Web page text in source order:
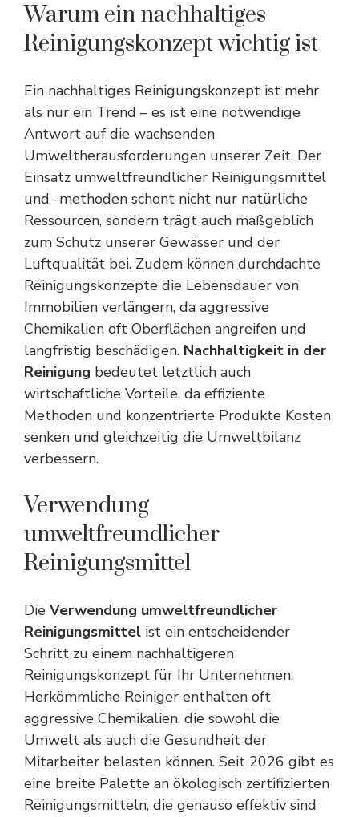
Warum ein nachhaltiges
Reinigungskonzept wichtig ist
Ein nachhaltiges Reinigungskonzept ist mehr
als nur ein Trend – es ist eine notwendige
Antwort auf die wachsenden
Umweltherausforderungen unserer Zeit. Der
Einsatz umweltfreundlicher Reinigungsmittel
und -methoden schont nicht nur natürliche
Ressourcen, sondern trägt auch maßgeblich
zum Schutz unserer Gewässer und der
Luftqualität bei. Zudem können durchdachte
Reinigungskonzepte die Lebensdauer von
Immobilien verlängern, da aggressive
Chemikalien oft Oberflächen angreifen und
langfristig beschädigen. Nachhaltigkeit in der
Reinigung bedeutet letztlich auch
wirtschaftliche Vorteile, da effiziente
Methoden und konzentrierte Produkte Kosten
senken und gleichzeitig die Umweltbilanz
verbessern.
Verwendung
umweltfreundlicher
Reinigungsmittel
Die Verwendung umweltfreundlicher
Reinigungsmittel ist ein entscheidender
Schritt zu einem nachhaltigeren
Reinigungskonzept für Ihr Unternehmen.
Herkömmliche Reiniger enthalten oft
aggressive Chemikalien, die sowohl die
Umwelt als auch die Gesundheit der
Mitarbeiter belasten können. Seit 2026 gibt es
eine breite Palette an ökologisch zertifizierten
Reinigungsmitteln, die genauso effektiv sind